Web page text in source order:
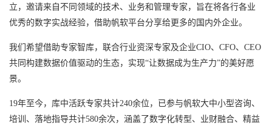
立，邀请来自不同领域的技术、业务和管理专家，旨在将各行各业
优秀的数字实战经验，借助帆软平台分享给更多的国内外企业。
我们希望借助专家智库，联合行业资深专家及企业CIO、CFO、CEO
共同构建数据价值驱动的生态，实现“让数据成为生产力”的美好愿
景。
19年至今，库中活跃专家共计240余位，已参与帆软大中小型咨询、
培训、落地指导共计580余次，涵盖了数字化转型、业财融合、精益